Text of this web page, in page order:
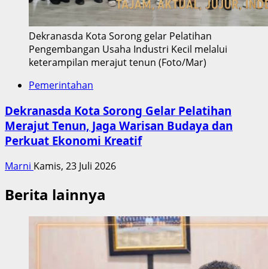
Dekranasda Kota Sorong gelar Pelatihan
Pengembangan Usaha Industri Kecil melalui
keterampilan merajut tenun (Foto/Mar)
Pemerintahan
Dekranasda Kota Sorong Gelar Pelatihan
Merajut Tenun, Jaga Warisan Budaya dan
Perkuat Ekonomi Kreatif
Marni Kamis, 23 Juli 2026
Berita lainnya